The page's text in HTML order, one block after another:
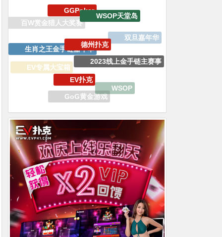
WSOP天堂岛
双旦嘉年华
V专属大宝箱
EV专属大宝箱
生肖之王金手链嘉年华
德州扑克
2023线上金手链主赛事
GoG黄金游戏
EV扑克